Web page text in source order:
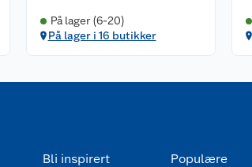
På lager (6-20)
På lager i 16 butikker
Bli inspirert
Populære